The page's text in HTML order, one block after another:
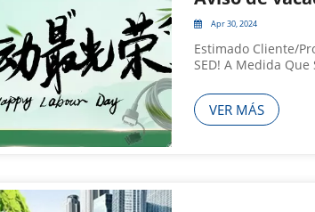
Apr 30, 2024
Estimado Cliente/
SED! A Medida Que
Fiestas! Gracias Por
VER MÁS